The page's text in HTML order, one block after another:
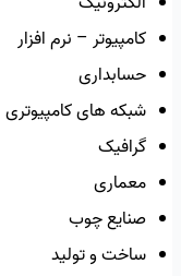
کامپیوتر – نرم افزار
حسابداری
شبکه های کامپیوتری
گرافیک
معماری
صنایع چوب
ساخت و تولید